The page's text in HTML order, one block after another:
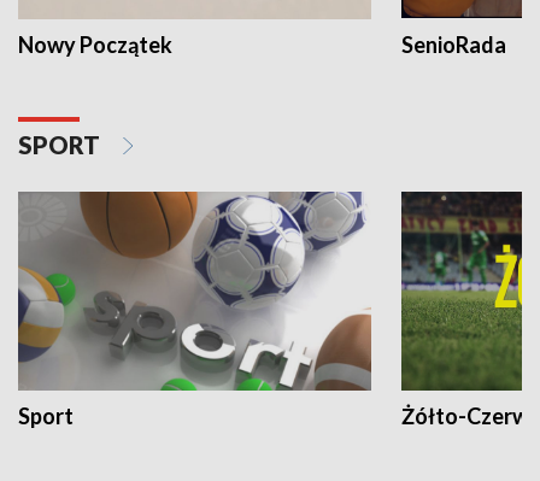
Nowy Początek SenioRada
SPORT
Sport Żółto-